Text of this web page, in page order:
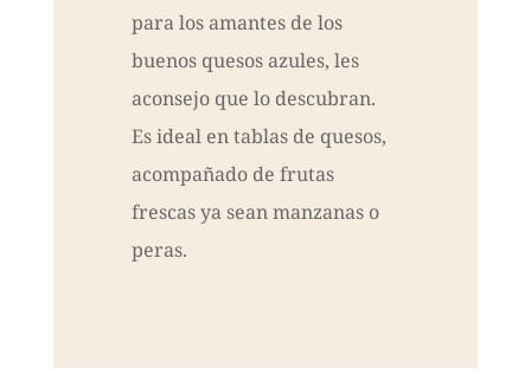
para los amantes de los
buenos quesos azules, les
aconsejo que lo descubran.
Es ideal en tablas de quesos,
acompañado de frutas
frescas ya sean manzanas o
peras.